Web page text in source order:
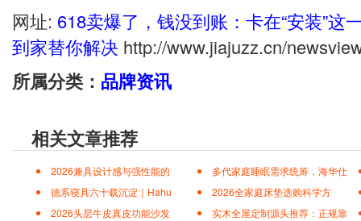
网址: 618卖爆了，钱没到账：卡在“安装”这
到家替你解决 http://www.jiajuzz.cn/
所属分类： 品牌资讯
相关文章推荐
2026兼具设计感与强性能的
多代家庭睡眠需求统筹，海华仕
德系寝具六十载沉淀｜Hahu
2026全家庭床垫选购科学方
2026头层牛皮真皮功能沙发
实木全屋定制源头推荐：正规靠